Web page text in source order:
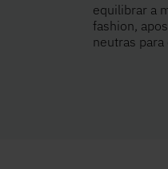
equilibrar a
fashion,
neutras